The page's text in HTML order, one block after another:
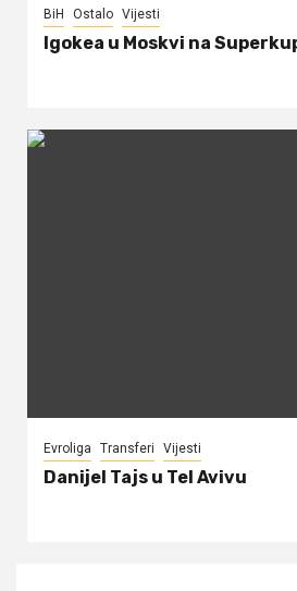
BiH Ostalo Vijesti
Igokea u Moskvi na
Evroliga Transferi Vijesti
Danijel Tajs u Tel Avivu